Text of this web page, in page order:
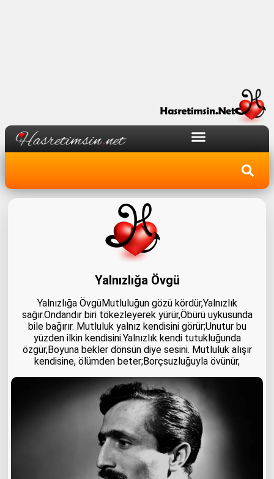
Yalnızlığa Övgü
Yalnızlığa ÖvgüMutluluğun gözü kördür,Yalnızlık
sağır.Ondandır biri tökezleyerek yürür,Öbürü uykusunda
bile bağırır. Mutluluk yalnız kendisini görür;Unutur bu
yüzden ilkin kendisini.Yalnızlık kendi tutukluğunda
özgür,Boyuna bekler dönsün diye sesini. Mutluluk alışır
kendisine, ölümden beter;Borçsuzluğuyla övünür,